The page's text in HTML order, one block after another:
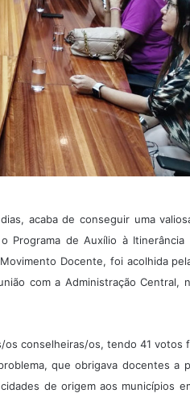
acaba de conseguir uma
Programa de Auxílio à Itinerância
Docente, foi acolhida
com a Administração Central,
os conselheiras/os, tendo 41 votos
que obrigava docentes a
de origem aos municípios